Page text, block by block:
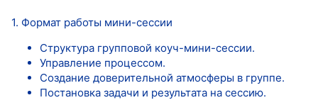
1. Формат работы мини-сессии
Структура групповой коуч-мини-сессии.
Управление процессом.
Создание доверительной атмосферы в группе.
Постановка задачи и результата на сессию.